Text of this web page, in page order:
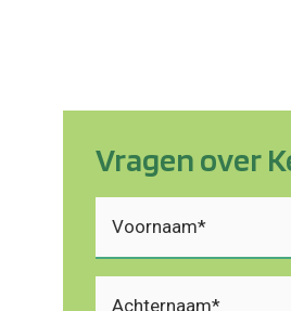
Vragen over
Voornaam
(Vereist)
Achternaam
(Vereist)